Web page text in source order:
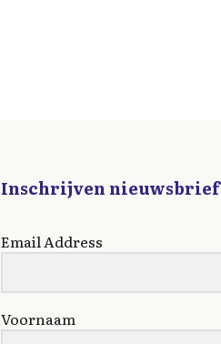
Inschrijven nieuwsbrief
Email Address
Voornaam